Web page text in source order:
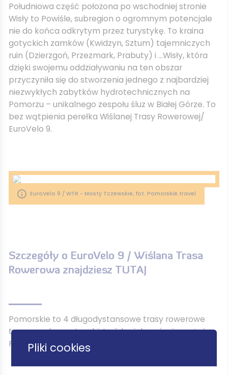
Południowa część położona po wschodniej stronie
Wisły to Powiśle, subregion o ogromnym potencjale
nie do końca odkrytym przez turystykę. To kraina
gotyckich zamków (Kwidzyn, Sztum) tajemniczych
ruin (Dzierzgoń, Przezmark, Prabuty) i …Wisły, która
dzięki swojemu oddziaływaniu na ten obszar
przyczyniła się do stworzenia jednego z najbardziej
niezwykłych zabytków hydrotechnicznych na
Pomorzu – unikalnego zespołu śluz w Białej Górze. To
bez wątpienia perełka Wiślanej Trasy Rowerowej/
EuroVelo 9.
EuroVelo 9 / WTR - Mosty Tczewskie, fot. Pomorskie.travel
Szczegóły o EuroVelo 9 / Wiślana Trasa
Rowerowa znajdziesz TUTAJ
Pomorskie to 4 długodystansowe trasy rowerowe
tworzące bogactwo historii, krajobrazów i przeżyć.
Rowerowa przygoda czeka !
Pliki cookies